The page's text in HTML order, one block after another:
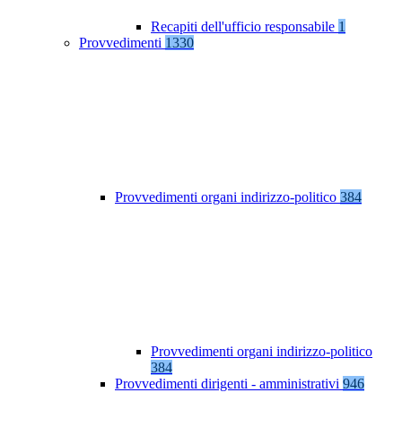
Recapiti dell'ufficio responsabile 1
Provvedimenti 1330
Provvedimenti organi indirizzo-politico 384
Provvedimenti organi indirizzo-politico
384
Provvedimenti dirigenti - amministrativi 946